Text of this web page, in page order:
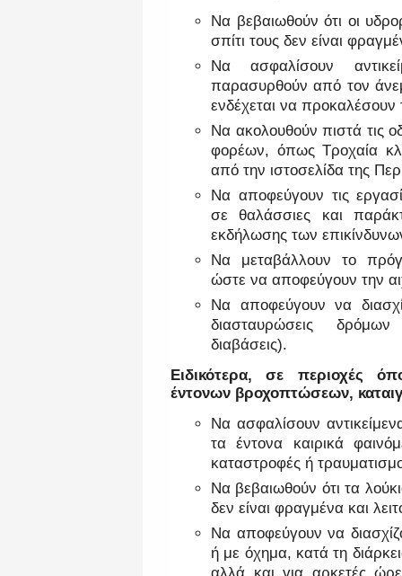
Να βεβαιωθούν ότι οι
σπίτι τους δεν είναι
Να ασφαλίσουν
παρασυρθούν από τον
ενδέχεται να προκαλέσουν
Να ακολουθούν πιστά τις
φορέων, όπως Τροχαία
από την ιστοσελίδα της
Να αποφεύγουν τις
σε θαλάσσιες και
εκδήλωσης των
Να μεταβάλλουν το
ώστε να αποφεύγουν την
Να αποφεύγουν να
διασταυρώσεις
διαβάσεις).
Ειδικότερα, σε περιοχές
έντονων βροχοπτώσεων,
Να ασφαλίσουν
τα έντονα καιρικά
καταστροφές ή
Να βεβαιωθούν ότι τα
δεν είναι φραγμένα και
Να αποφεύγουν να
ή με όχημα, κατά τη